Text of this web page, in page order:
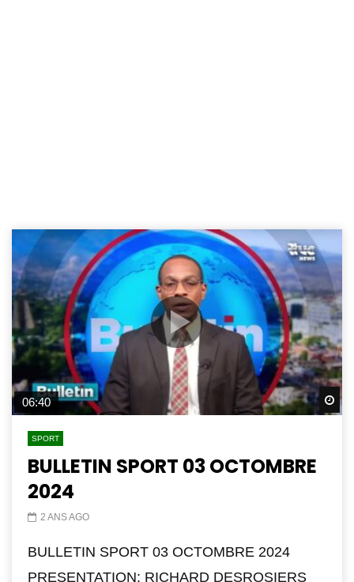
06:40
SPORT
BULLETIN SPORT 03 OCTOMBRE
2024
2 ANS AGO
BULLETIN SPORT 03 OCTOMBRE 2024
PRESENTATION: RICHARD DESROSIERS